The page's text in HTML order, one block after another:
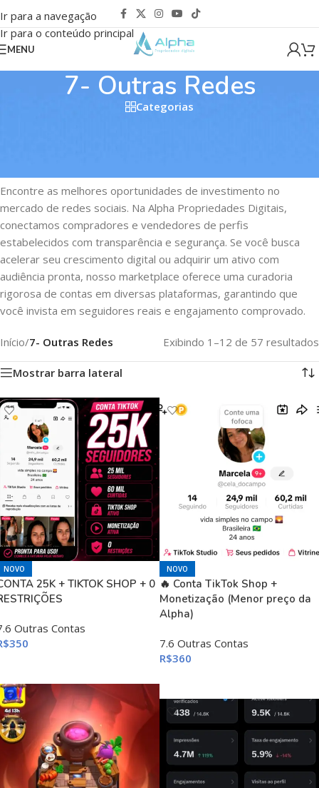
Ir para a navegação
Ir para o conteúdo principal
MENU
7- Outras Redes
Categorias
Encontre as melhores oportunidades de investimento no
mercado de redes sociais. Na Alpha Propriedades Digitais,
conectamos compradores e vendedores de perfis
estabelecidos com transparência e segurança. Se você busca
acelerar seu crescimento digital ou adquirir um ativo com
audiência pronta, nosso marketplace oferece uma curadoria
rigorosa de contas em diversas plataformas, garantindo que
você invista em seguidores reais e engajamento comprovado.
Início/7- Outras Redes Exibindo 1–12 de 57 resultados
Mostrar barra lateral
NOVO
25K + TIKTOK SHOP + 0
Outras Contas
350
NOVO
🔥 Conta TikTok Shop +
Monetização (Menor preço da
Alpha)
7.6 Outras Contas
R$360